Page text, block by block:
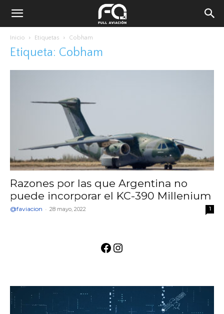
Inicio Etiquetas Cobham
Etiqueta: Cobham
Razones por las que Argentina no
puede incorporar el KC-390 Millenium
@faviacion - 28 mayo, 2022 1
Facebook
Instagram